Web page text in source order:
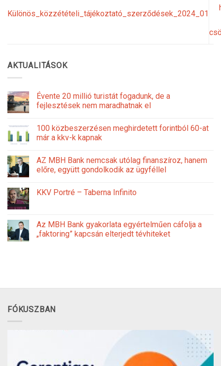
Különös_közzétételi_tájékoztató_szerződések_2024_01
AKTUALITÁSOK
Évente 20 millió turistát fogadunk, de a
fejlesztések nem maradhatnak el
100 közbeszerzésen meghirdetett forintból 60-at
már a kkv-k kapnak
AZ MBH Bank nemcsak utólag finanszíroz, hanem
előre, együtt gondolkodik az ügyféllel
KKV Portré – Taberna Infinito
Az MBH Bank gyakorlata egyértelműen cáfolja a
„faktoring” kapcsán elterjedt tévhiteket
FÓKUSZBAN